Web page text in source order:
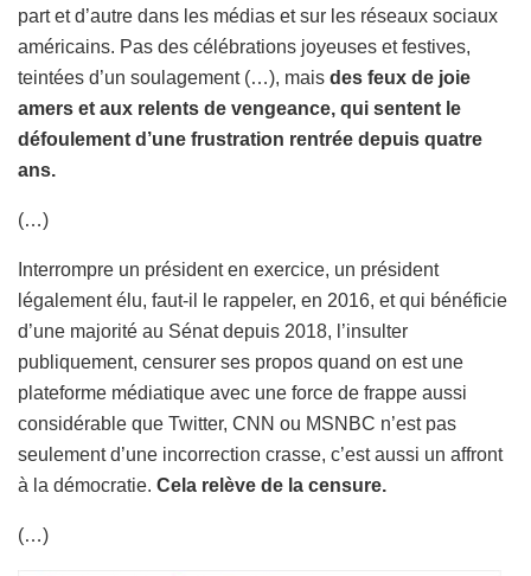
part et d’autre dans les médias et sur les réseaux sociaux
américains. Pas des célébrations joyeuses et festives,
teintées d’un soulagement (…), mais des feux de joie
amers et aux relents de vengeance, qui sentent le
défoulement d’une frustration rentrée depuis quatre
ans.
(…)
Interrompre un président en exercice, un président
légalement élu, faut-il le rappeler, en 2016, et qui bénéficie
d’une majorité au Sénat depuis 2018, l’insulter
publiquement, censurer ses propos quand on est une
plateforme médiatique avec une force de frappe aussi
considérable que Twitter, CNN ou MSNBC n’est pas
seulement d’une incorrection crasse, c’est aussi un affront
à la démocratie. Cela relève de la censure.
(…)